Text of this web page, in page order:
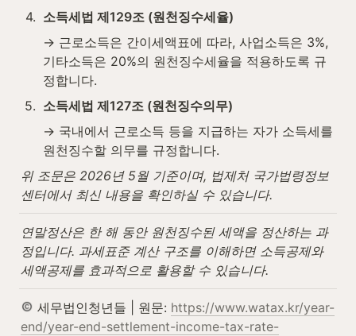
4. 소득세법 제129조 (원천징수세율)
→ 근로소득은 간이세액표에 따라, 사업소득은 3%,
기타소득은 20%의 원천징수세율을 적용하도록 규
정합니다.
5. 소득세법 제127조 (원천징수의무)
→ 국내에서 근로소득 등을 지급하는 자가 소득세를
원천징수할 의무를 규정합니다.
위 조문은 2026년 5월 기준이며, 법제처 국가법령정보
센터에서 최신 내용을 확인하실 수 있습니다.
연말정산은 한 해 동안 원천징수된 세액을 정산하는 과
정입니다. 과세표준 계산 구조를 이해하면 소득공제와
세액공제를 효과적으로 활용할 수 있습니다.
세무법인청년들 | 원문: https://www.watax.kr/year-
end/year-end-settlement-income-tax-rate-